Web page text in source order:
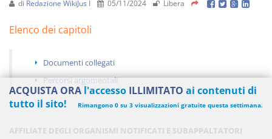
di Redazione WikiJus I 05/11/2024 Libera
Elenco dei capitoli
Documenti collegati
Percorsi argomentali
AFFILIATE DEGLI ORGANISMI NOTIFICATI E SUBAPPALTATORI
ACQUISTA ORA l'accesso ILLIMITATO ai contenuti di
tutto il sito!
Rimangono 0 su 3 visualizzazioni gratuite questa settimana.